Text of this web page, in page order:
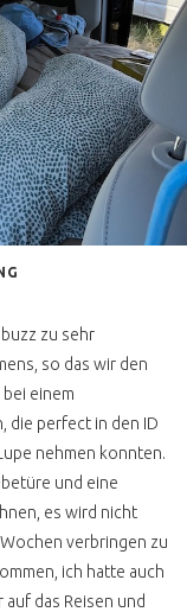
zu sehr
so das wir den
einem
die perfect in den ID
nehmen konnten.
und eine
es wird nicht
verbringen zu
ich hatte auch
das Reisen und